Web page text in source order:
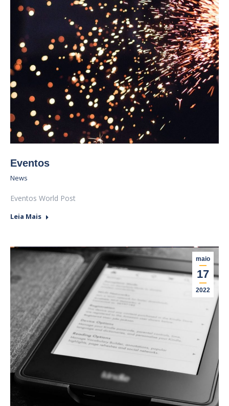
Eventos
News
Eventos World Post
Leia Mais
maio
17
2022